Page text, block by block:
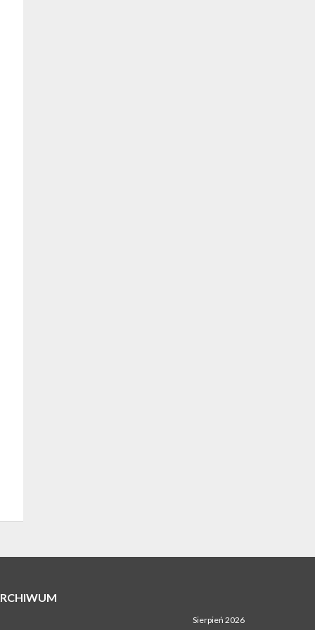
Sierpień 2026